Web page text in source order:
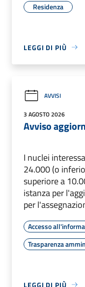
Residenza
LEGGI DI PIÙ
AVVISI
3 AGOSTO 2026
Avviso
I nuclei
24.000 (o
superiore a
istanza per
per
Accesso
Trasparenza
LEGGI DI PIÙ